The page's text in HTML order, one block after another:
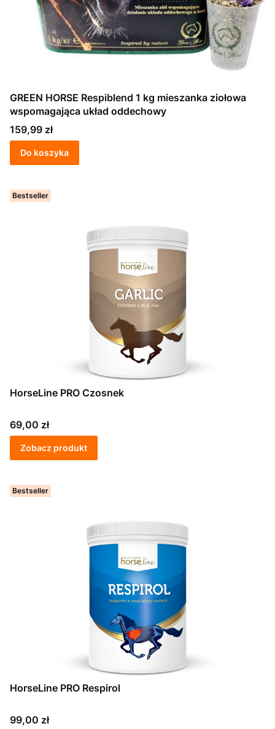
GREEN HORSE Respiblend 1 kg mieszanka ziołowa
wspomagająca układ oddechowy
Cena
159,99 zł
Do koszyka
Bestseller
HorseLine PRO Czosnek
Cena
69,00 zł
Zobacz produkt
Bestseller
HorseLine PRO Respirol
Cena
99,00 zł